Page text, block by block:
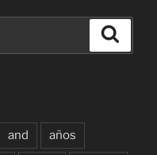
and años